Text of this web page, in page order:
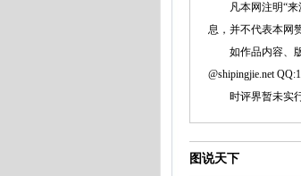
凡本网注明“来
息，并不代表本网
如作品内容、版
@shipingjie.net
时评界暂未实行
图说天下